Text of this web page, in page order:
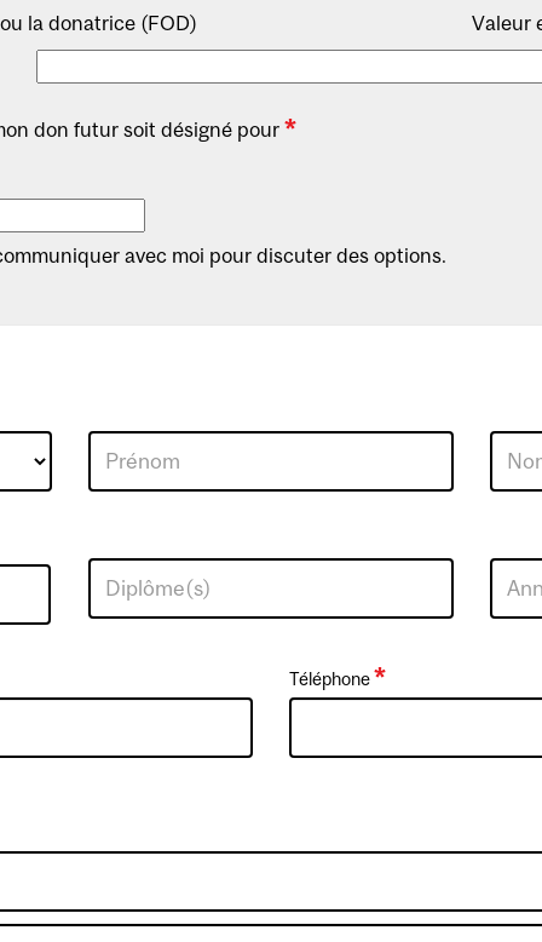
la donatrice (FOD)
Valeur
don futur soit désigné pour *
avec moi pour discuter des options.
Prénom
Nom
famille
Téléphone*